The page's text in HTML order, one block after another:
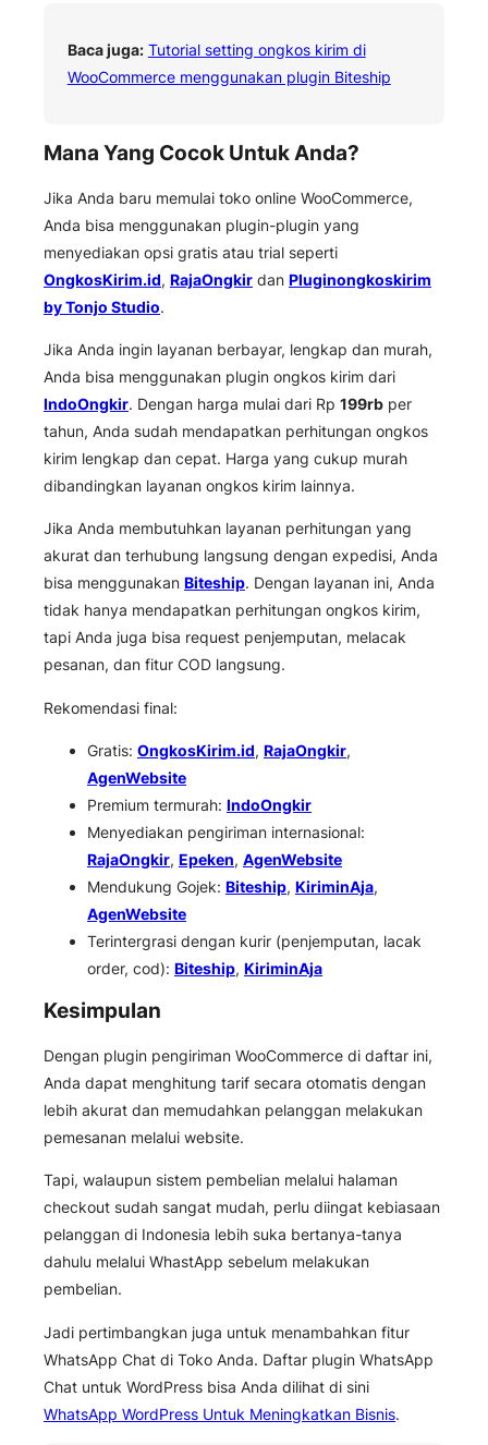
Baca juga: Tutorial setting ongkos kirim di
WooCommerce menggunakan plugin Biteship
Mana Yang Cocok Untuk Anda?
Jika Anda baru memulai toko online WooCommerce,
Anda bisa menggunakan plugin-plugin yang
menyediakan opsi gratis atau trial seperti
OngkosKirim.id, RajaOngkir dan Pluginongkoskirim
by Tonjo Studio.
Jika Anda ingin layanan berbayar, lengkap dan murah,
Anda bisa menggunakan plugin ongkos kirim dari
IndoOngkir. Dengan harga mulai dari Rp 199rb per
tahun, Anda sudah mendapatkan perhitungan ongkos
kirim lengkap dan cepat. Harga yang cukup murah
dibandingkan layanan ongkos kirim lainnya.
Jika Anda membutuhkan layanan perhitungan yang
akurat dan terhubung langsung dengan expedisi, Anda
bisa menggunakan Biteship. Dengan layanan ini, Anda
tidak hanya mendapatkan perhitungan ongkos kirim,
tapi Anda juga bisa request penjemputan, melacak
pesanan, dan fitur COD langsung.
Rekomendasi final:
Gratis: OngkosKirim.id, RajaOngkir,
AgenWebsite
Premium termurah: IndoOngkir
Menyediakan pengiriman internasional:
RajaOngkir, Epeken, AgenWebsite
Mendukung Gojek: Biteship, KiriminAja,
AgenWebsite
Terintergrasi dengan kurir (penjemputan, lacak
order, cod): Biteship, KiriminAja
Kesimpulan
Dengan plugin pengiriman WooCommerce di daftar ini,
Anda dapat menghitung tarif secara otomatis dengan
lebih akurat dan memudahkan pelanggan melakukan
pemesanan melalui website.
Tapi, walaupun sistem pembelian melalui halaman
checkout sudah sangat mudah, perlu diingat kebiasaan
pelanggan di Indonesia lebih suka bertanya-tanya
dahulu melalui WhastApp sebelum melakukan
pembelian.
Jadi pertimbangkan juga untuk menambahkan fitur
WhatsApp Chat di Toko Anda. Daftar plugin WhatsApp
Chat untuk WordPress bisa Anda dilihat di sini
WhatsApp WordPress Untuk Meningkatkan Bisnis.